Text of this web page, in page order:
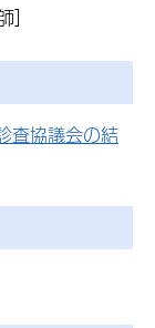
査協議会の結